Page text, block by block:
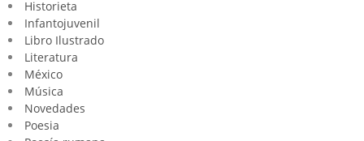
Historieta
Infantojuvenil
Libro Ilustrado
Literatura
México
Música
Novedades
Poesia